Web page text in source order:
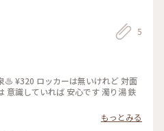
弘前市 #弘前城 #弘前さくらまつり
#平成令和ふたりっぷ青森
5
♨️ ¥320 ロッカーは無いけれど 対面
意識していれば 安心です 濁り湯 鉄
もっとみる